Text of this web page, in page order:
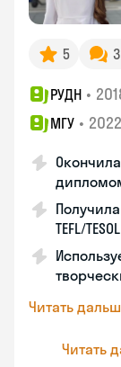
5
РУДН •
МГУ •
TEFL/
Читать
Читать